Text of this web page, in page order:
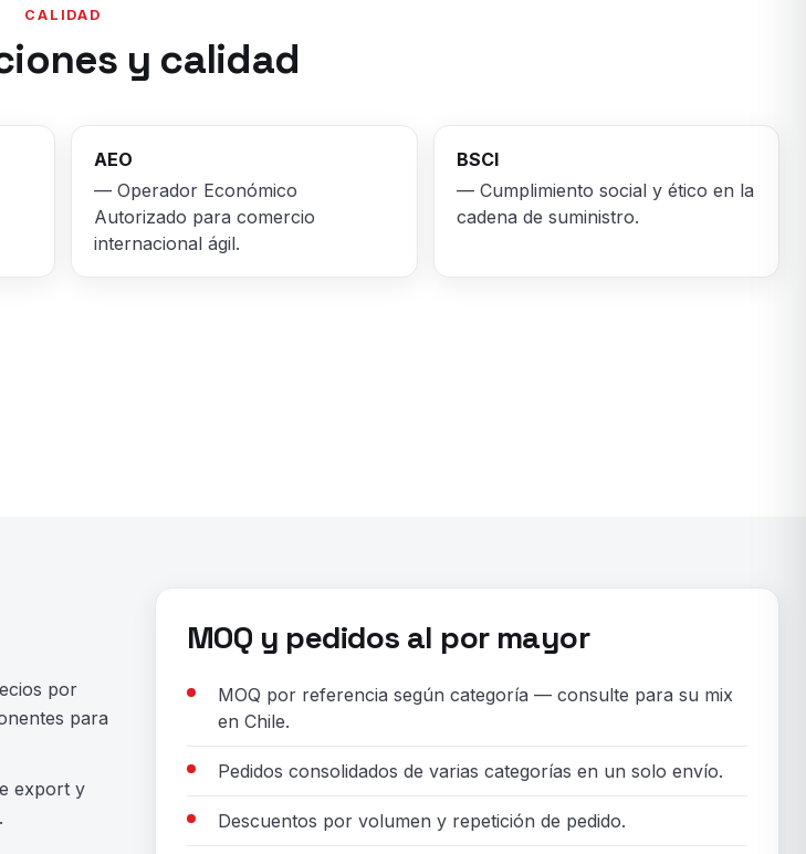
CALIDAD
y calidad
AEO
— Operador Económico
Autorizado para comercio
internacional ágil.
BSCI
— Cumplimiento social y ético en la
cadena de suministro.
por
para
export y
MOQ y pedidos al por mayor
MOQ por referencia según categoría — consulte para su mix
en Chile.
Pedidos consolidados de varias categorías en un solo envío.
Descuentos por volumen y repetición de pedido.